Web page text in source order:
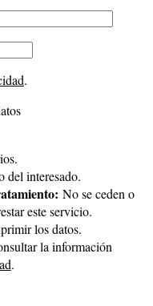
.
del interesado.
No se ceden o
este servicio.
los datos.
la información
.